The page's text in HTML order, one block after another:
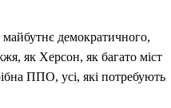
майбутнє демократичного,
як Херсон, як багато міст
ППО, усі, які потребують